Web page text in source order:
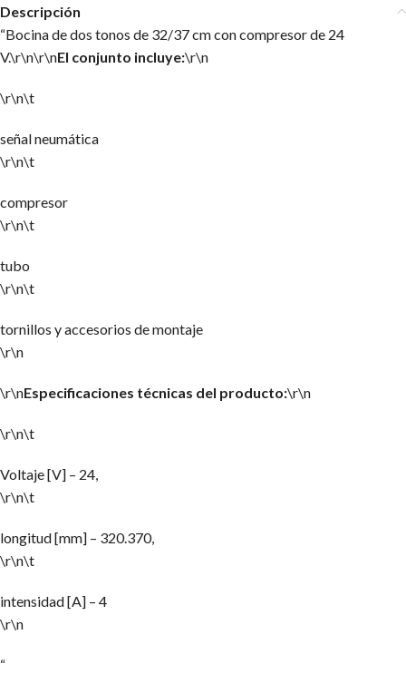
Descripción
“Bocina de dos tonos de 32/37 cm con compresor de 24
V.\r\n\r\nEl conjunto incluye:\r\n
\r\n\t
señal neumática
\r\n\t
compresor
\r\n\t
tubo
\r\n\t
tornillos y accesorios de montaje
\r\n
\r\nEspecificaciones técnicas del producto:\r\n
\r\n\t
Voltaje [V] – 24,
\r\n\t
longitud [mm] – 320.370,
\r\n\t
intensidad [A] – 4
\r\n
“